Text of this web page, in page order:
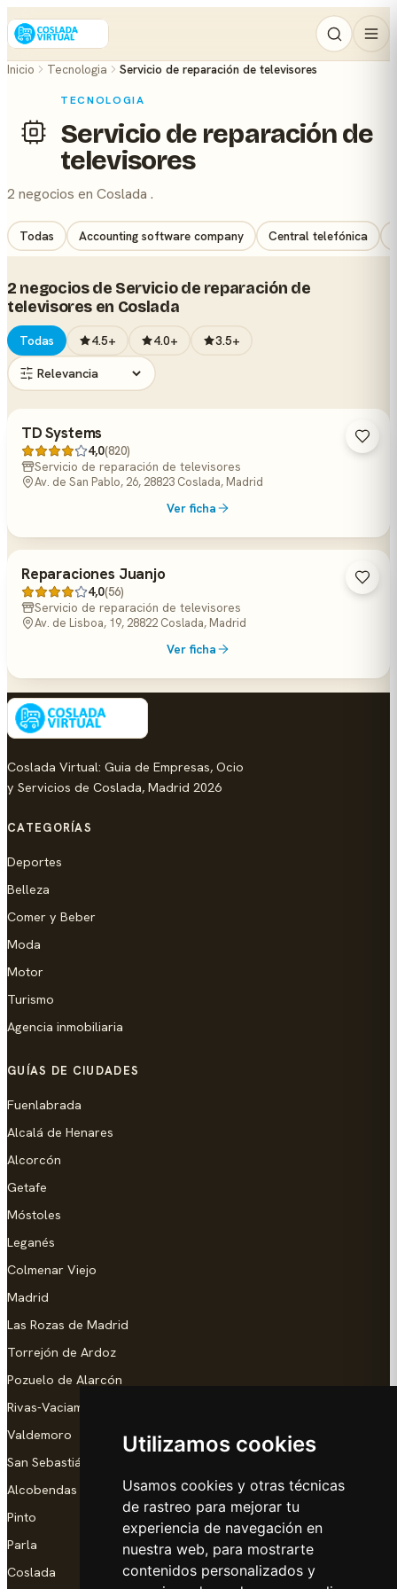
Utilizamos cookies
Usamos cookies y otras técnicas
de rastreo para mejorar tu
experiencia de navegación en
nuestra web, para mostrarte
contenidos personalizados y
Inicio Tecnologia Servicio de reparación de televisores
TECNOLOGIA
Servicio de reparación de
televisores
2 negocios en Coslada .
Todas Accounting software company Central telefónica
2 negocios de Servicio de reparación de
televisores en Coslada
Todas 4.5+ 4.0+ 3.5+
TD Systems
4,0(820)
Servicio de reparación de televisores
Av. de San Pablo, 26, 28823 Coslada, Madrid
Ver ficha
Reparaciones Juanjo
4,0(56)
Servicio de reparación de televisores
Av. de Lisboa, 19, 28822 Coslada, Madrid
Ver ficha
Coslada Virtual: Guia de Empresas, Ocio
y Servicios de Coslada, Madrid 2026
CATEGORÍAS
Deportes
Belleza
Comer y Beber
Moda
Motor
Turismo
Agencia inmobiliaria
GUÍAS DE CIUDADES
Fuenlabrada
Alcalá de Henares
Alcorcón
Getafe
Móstoles
Leganés
Colmenar Viejo
Madrid
Las Rozas de Madrid
Torrejón de Ardoz
Pozuelo de Alarcón
Rivas-Vaciamadrid
Valdemoro
San Sebastián de los Reyes
Alcobendas
Pinto
Parla
Coslada